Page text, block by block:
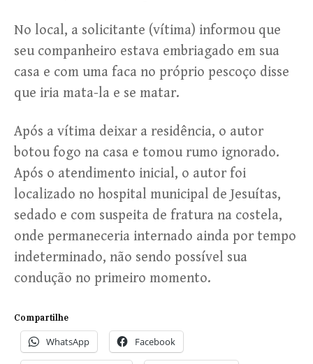
No local, a solicitante (vítima) informou que
seu companheiro estava embriagado em sua
casa e com uma faca no próprio pescoço disse
que iria mata-la e se matar.
Após a vítima deixar a residência, o autor
botou fogo na casa e tomou rumo ignorado.
Após o atendimento inicial, o autor foi
localizado no hospital municipal de Jesuítas,
sedado e com suspeita de fratura na costela,
onde permaneceria internado ainda por tempo
indeterminado, não sendo possível sua
condução no primeiro momento.
Compartilhe
WhatsApp Facebook